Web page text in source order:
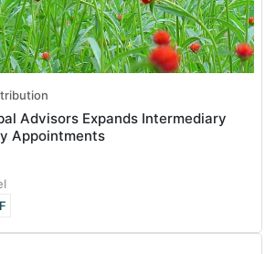
Advisors Expands Intermediary
Appointments